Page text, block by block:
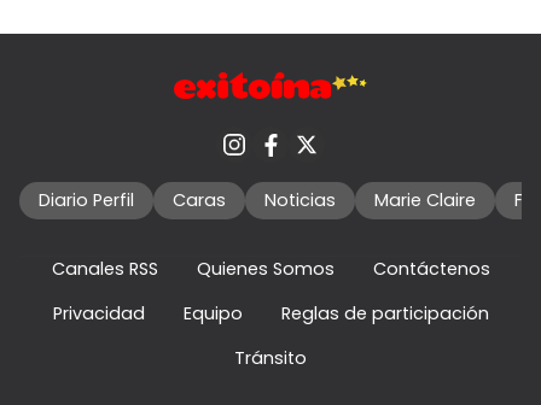
Diario Perfil Caras Noticias Marie Claire
Canales RSS Quienes Somos
Contáctenos
Privacidad
Equipo
Reglas de participación
Tránsito